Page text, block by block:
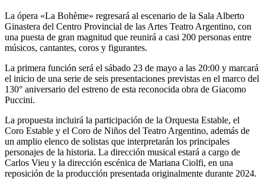
La ópera «La Bohème» regresará al escenario de la Sala Alberto
Ginastera del Centro Provincial de las Artes Teatro Argentino, con
una puesta de gran magnitud que reunirá a casi 200 personas entre
músicos, cantantes, coros y figurantes.
La primera función será el sábado 23 de mayo a las 20:00 y marcará
el inicio de una serie de seis presentaciones previstas en el marco del
130° aniversario del estreno de esta reconocida obra de Giacomo
Puccini.
La propuesta incluirá la participación de la Orquesta Estable, el
Coro Estable y el Coro de Niños del Teatro Argentino, además de
un amplio elenco de solistas que interpretarán los principales
personajes de la historia. La dirección musical estará a cargo de
Carlos Vieu y la dirección escénica de Mariana Ciolfi, en una
reposición de la producción presentada originalmente durante 2024.